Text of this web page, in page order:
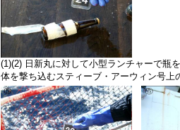
(1)(2) 日新丸に対して小型ランチャーで瓶
体を撃ち込むスティーブ・アーウィン号